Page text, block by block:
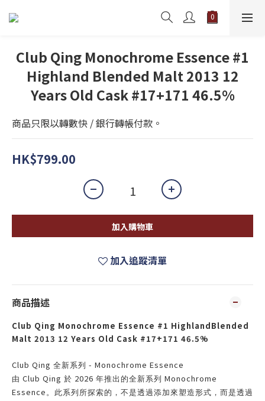
Club Qing Monochrome Essence #1
Highland Blended Malt 2013 12
Years Old Cask #17+171 46.5%
商品只限以轉數快 / 銀行轉帳付款。
HK$799.00
加入購物車
加入追蹤清單
商品描述
Club Qing Monochrome Essence #1 HighlandBlended
Malt 2013 12 Years Old Cask #17+171 46.5%
Club Qing 全新系列 - Monochrome Essence
由 Club Qing 於 2026 年推出的全新系列 Monochrome
Essence 。此系列所探索的，不是透過添加來塑造形式，而是透過